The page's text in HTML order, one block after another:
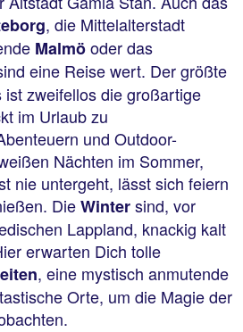
, die Mittelalterstadt
Malmöoder das
eine Reise wert. Der größte
ist zweifellos die großartige
im Urlaub zu
und Outdoor-
Nächten im Sommer,
nie untergeht, lässt sich feiern
DieWintersind, vor
Lappland, knackig kalt
erwarten Dich tolle
, eine mystisch anmutende
Orte, um die Magie der